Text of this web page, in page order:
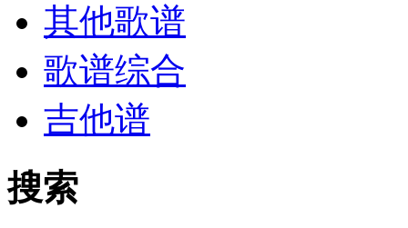
其他歌谱
歌谱综合
吉他谱
搜索